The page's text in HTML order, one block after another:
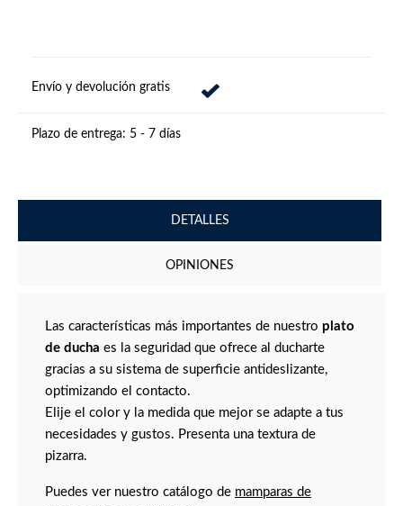
Envío y devolución gratis
Plazo de entrega: 5 - 7 días
DETALLES
OPINIONES
Las características más importantes de nuestro plato
de ducha es la seguridad que ofrece al ducharte
gracias a su sistema de superficie antideslizante,
optimizando el contacto.
Elije el color y la medida que mejor se adapte a tus
necesidades y gustos. Presenta una textura de
pizarra.
Puedes ver nuestro catálogo de mamparas de